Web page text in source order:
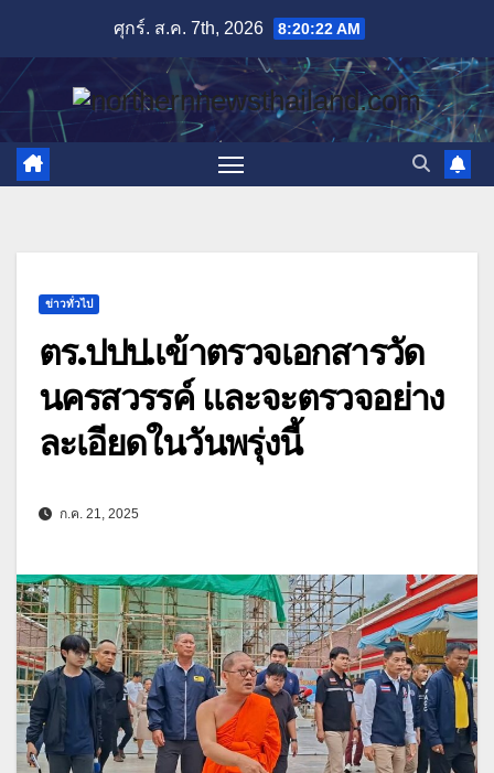
content
ศุกร์. ส.ค. 7th, 2026 8:20:23 AM
ข่าวทั่วไป
ตร.ปปป.เข้าตรวจเอกสารวัด
นครสวรรค์ และจะตรวจอย่าง
ละเอียดในวันพรุ่งนี้
ก.ค. 21, 2025